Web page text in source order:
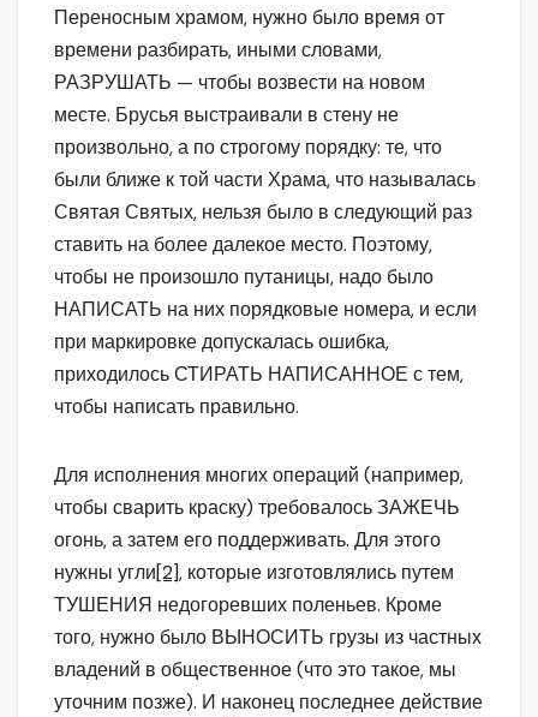
Переносным храмом, нужно было время от
времени разбирать, иными словами,
РАЗРУШАТЬ — чтобы возвести на новом
месте. Брусья выстраивали в стену не
произвольно, а по строгому порядку: те, что
были ближе к той части Храма, что называлась
Святая Святых, нельзя было в следующий раз
ставить на более далекое место. Поэтому,
чтобы не произошло путаницы, надо было
НАПИСАТЬ на них порядковые номера, и если
при маркировке допускалась ошибка,
приходилось СТИРАТЬ НАПИСАННОЕ с тем,
чтобы написать правильно.
Для исполнения многих операций (например,
чтобы сварить краску) требовалось ЗАЖЕЧЬ
огонь, а затем его поддерживать. Для этого
нужны угли[2], которые изготовлялись путем
ТУШЕНИЯ недогоревших поленьев. Кроме
того, нужно было ВЫНОСИТЬ грузы из частных
владений в общественное (что это такое, мы
уточним позже). И наконец последнее действие